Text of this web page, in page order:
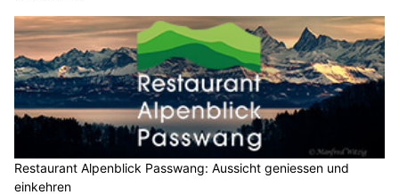
Restaurant Alpenblick Passwang: Aussicht geniessen und
einkehren